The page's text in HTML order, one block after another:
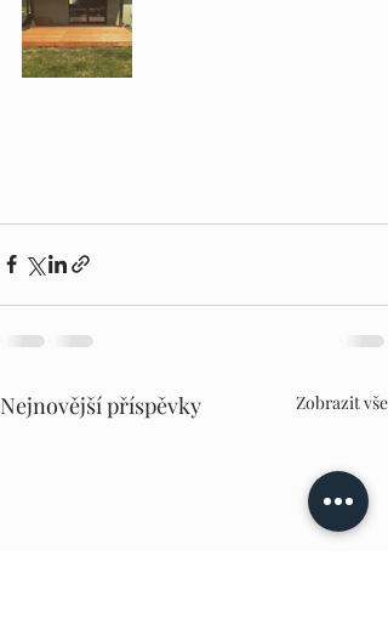
Nejnovější příspěvky Zobrazit vše